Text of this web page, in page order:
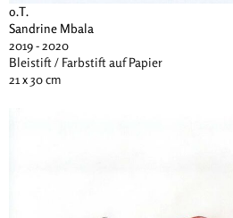
o.T.
Sandrine Mbala
2019 - 2020
Bleistift / Farbstift auf Papier
21 x 30 cm